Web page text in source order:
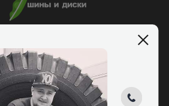
52 25
068 139 52 25
073 029 52 25
Заказать звонок